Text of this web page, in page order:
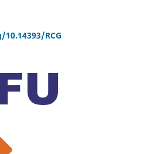
RCG